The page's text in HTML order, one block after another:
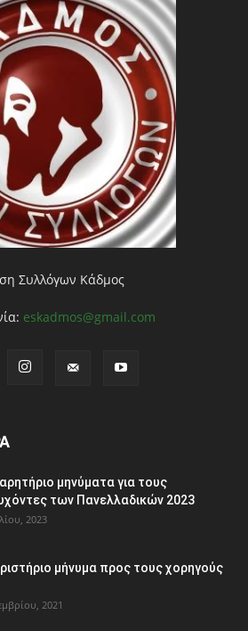
Συλλόγων Κάδμος
eskadmos@gmail.com
μηνύματα για τους
των Πανελλαδικών 2023
2023
μήνυμα προς τους χορηγούς
2021